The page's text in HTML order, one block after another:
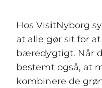
Hos VisitNyborg
at alle gør sit for
bæredygtigt. Når
bestemt også, at
kombinere de